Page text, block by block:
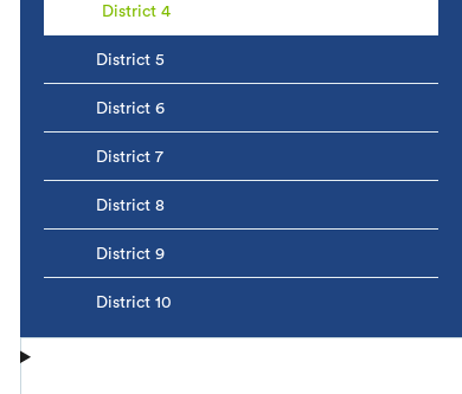
District 4
District 5
District 6
District 7
District 8
District 9
District 10